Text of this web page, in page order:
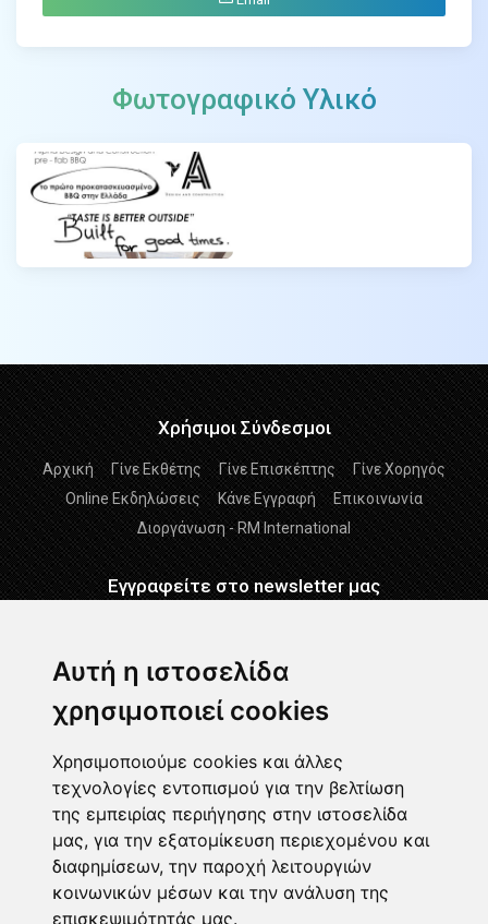
Αυτή η ιστοσελίδα
χρησιμοποιεί cookies
Χρησιμοποιούμε cookies και άλλες
τεχνολογίες εντοπισμού για την βελτίωση
της εμπειρίας περιήγησης στην ιστοσελίδα
μας, για την εξατομίκευση περιεχομένου και
διαφημίσεων, την παροχή λειτουργιών
κοινωνικών μέσων και την ανάλυση της
επισκεψιμότητάς μας.
Φωτογραφικό Υλικό
Χρήσιμοι Σύνδεσμοι
Αρχική Γίνε Εκθέτης Γίνε Επισκέπτης
Γίνε Χορηγός
Online Εκδηλώσεις
Κάνε Εγγραφή
Επικοινωνία
Διοργάνωση - RM International
Εγγραφείτε στο newsletter μας
Διάβασα και αποδέχομαι τους Όρους Χρήσης
Ακολουθήστε μας